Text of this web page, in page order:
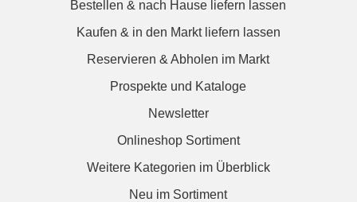
Bestellen & nach Hause liefern lassen
Kaufen & in den Markt liefern lassen
Reservieren & Abholen im Markt
Prospekte und Kataloge
Newsletter
Onlineshop Sortiment
Weitere Kategorien im Überblick
Neu im Sortiment